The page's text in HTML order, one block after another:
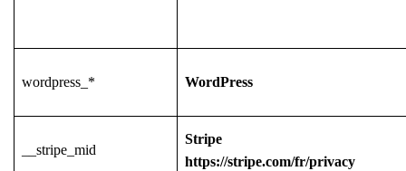
wordpress_* WordPress
__stripe_mid
Stripe
https://stripe.com/fr/privacy